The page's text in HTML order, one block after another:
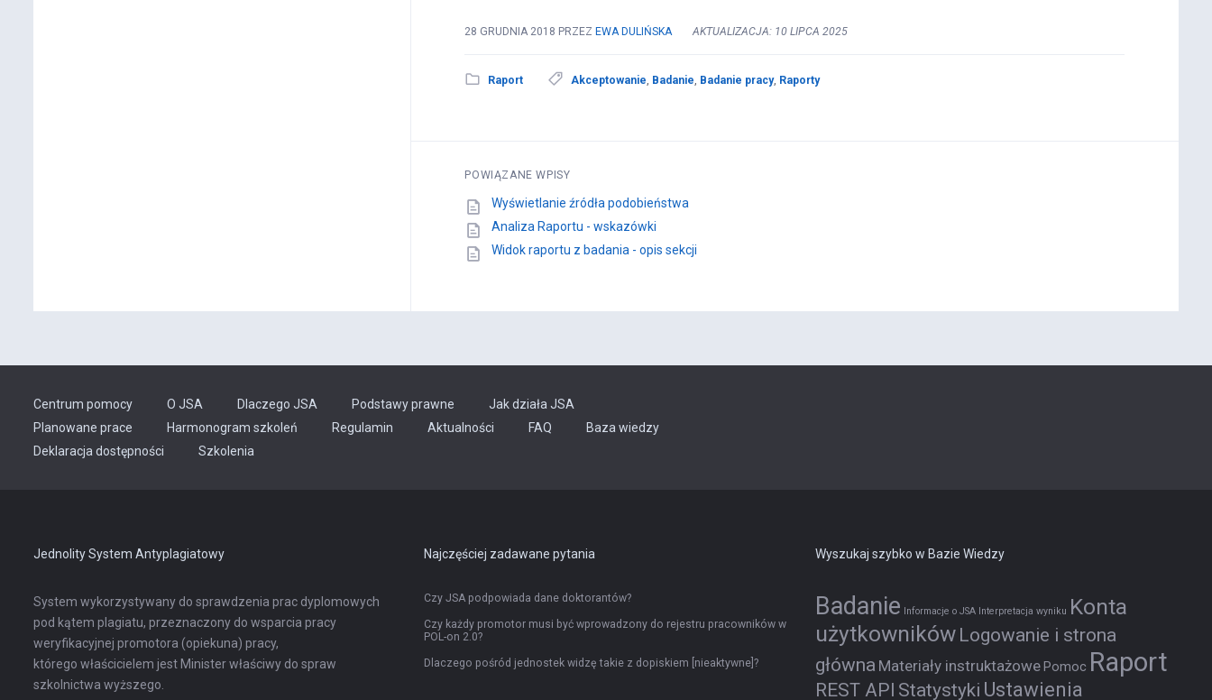
28 GRUDNIA 2018 PRZEZ EWA DULIŃSKA AKTUALIZACJA: 10 LIPCA 2025
Raport Akceptowanie, Badanie, Badanie pracy, Raporty
POWIĄZANE WPISY
Wyświetlanie źródła podobieństwa
Analiza Raportu - wskazówki
Widok raportu z badania - opis sekcji
Centrum pomocy O JSA Dlaczego JSA Podstawy prawne
Jak działa JSA
Planowane prace
Harmonogram szkoleń Regulamin Aktualności FAQ
Baza wiedzy
Deklaracja dostępności
Szkolenia
Jednolity System Antyplagiatowy
System wykorzystywany do sprawdzenia prac dyplomowych
pod kątem plagiatu, przeznaczony do wsparcia pracy
weryfikacyjnej promotora (opiekuna) pracy,
którego właścicielem jest Minister właściwy do spraw
szkolnictwa wyższego.
Najczęściej zadawane pytania
Czy JSA podpowiada dane doktorantów?
Czy każdy promotor musi być wprowadzony do rejestru pracowników w
POL-on 2.0?
Dlaczego pośród jednostek widzę takie z dopiskiem [nieaktywne]?
Wyszukaj szybko w Bazie Wiedzy
Badanie Informacje o JSA Interpretacja wyniku Konta
użytkowników Logowanie i strona
główna Materiały instruktażowe Pomoc Raport
REST API Statystyki Ustawienia